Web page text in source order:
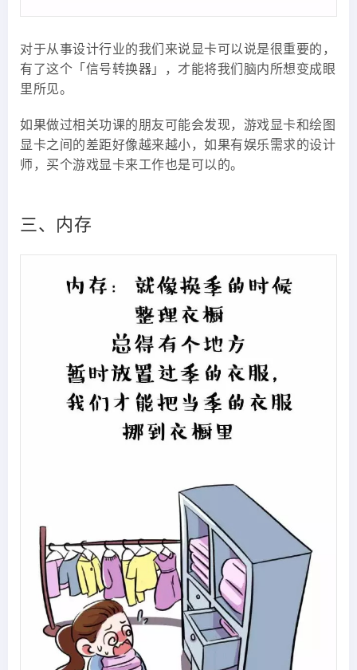
对于从事设计行业的我们来说显卡可以说是很重要的，
有了这个「信号转换器」，才能将我们脑内所想变成眼
里所见。
如果做过相关功课的朋友可能会发现，游戏显卡和绘图
显卡之间的差距好像越来越小，如果有娱乐需求的设计
师，买个游戏显卡来工作也是可以的。
三、内存